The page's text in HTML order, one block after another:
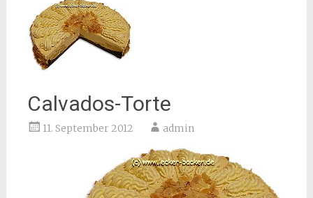
Calvados-Torte
11. September 2012 admin